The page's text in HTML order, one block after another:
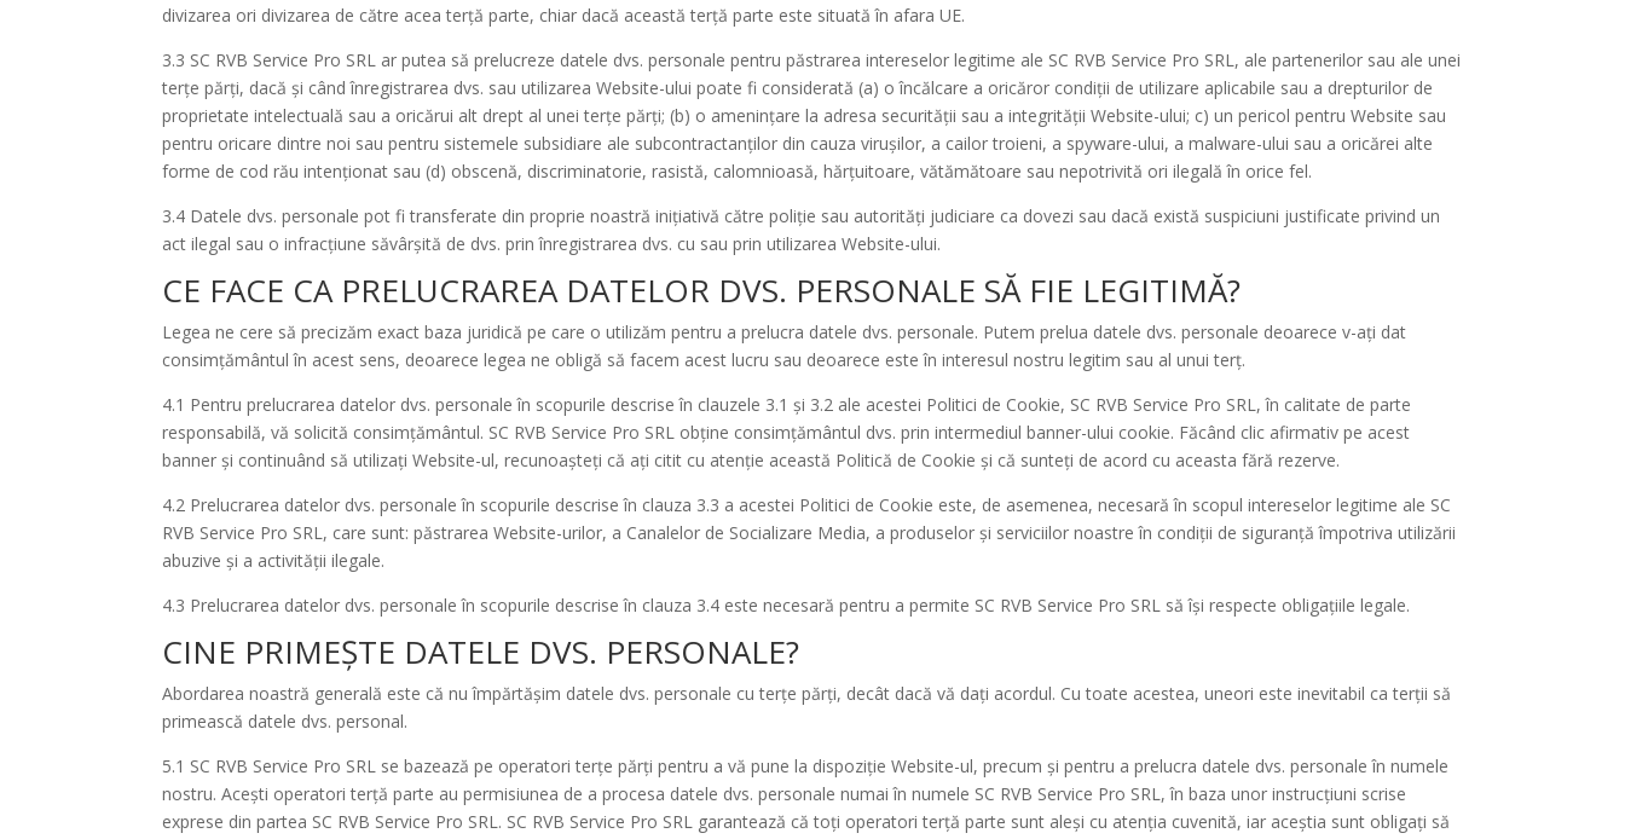
divizarea ori divizarea de către acea terță parte, chiar dacă această terță parte este situată în afara UE.
3.3 SC RVB Service Pro SRL ar putea să prelucreze datele dvs. personale pentru păstrarea intereselor legitime ale SC RVB Service Pro SRL, ale partenerilor sau ale unei
terțe părți, dacă și când înregistrarea dvs. sau utilizarea Website-ului poate fi considerată (a) o încălcare a oricăror condiții de utilizare aplicabile sau a drepturilor de
proprietate intelectuală sau a oricărui alt drept al unei terțe părți; (b) o amenințare la adresa securității sau a integrității Website-ului; c) un pericol pentru Website sau
pentru oricare dintre noi sau pentru sistemele subsidiare ale subcontractanților din cauza virușilor, a cailor troieni, a spyware-ului, a malware-ului sau a oricărei alte
forme de cod rău intenționat sau (d) obscenă, discriminatorie, rasistă, calomnioasă, hărțuitoare, vătămătoare sau nepotrivită ori ilegală în orice fel.
3.4 Datele dvs. personale pot fi transferate din proprie noastră inițiativă către poliție sau autorități judiciare ca dovezi sau dacă există suspiciuni justificate privind un
act ilegal sau o infracțiune săvârșită de dvs. prin înregistrarea dvs. cu sau prin utilizarea Website-ului.
CE FACE CA PRELUCRAREA DATELOR DVS. PERSONALE SĂ FIE LEGITIMĂ?
Legea ne cere să precizăm exact baza juridică pe care o utilizăm pentru a prelucra datele dvs. personale. Putem prelua datele dvs. personale deoarece v-ați dat
consimțământul în acest sens, deoarece legea ne obligă să facem acest lucru sau deoarece este în interesul nostru legitim sau al unui terț.
4.1 Pentru prelucrarea datelor dvs. personale în scopurile descrise în clauzele 3.1 și 3.2 ale acestei Politici de Cookie, SC RVB Service Pro SRL, în calitate de parte
responsabilă, vă solicită consimțământul. SC RVB Service Pro SRL obține consimțământul dvs. prin intermediul banner-ului cookie. Făcând clic afirmativ pe acest
banner și continuând să utilizați Website-ul, recunoașteți că ați citit cu atenție această Politică de Cookie și că sunteți de acord cu aceasta fără rezerve.
4.2 Prelucrarea datelor dvs. personale în scopurile descrise în clauza 3.3 a acestei Politici de Cookie este, de asemenea, necesară în scopul intereselor legitime ale SC
RVB Service Pro SRL, care sunt: păstrarea Website-urilor, a Canalelor de Socializare Media, a produselor și serviciilor noastre în condiții de siguranță împotriva utilizării
abuzive și a activității ilegale.
4.3 Prelucrarea datelor dvs. personale în scopurile descrise în clauza 3.4 este necesară pentru a permite SC RVB Service Pro SRL să își respecte obligațiile legale.
CINE PRIMEȘTE DATELE DVS. PERSONALE?
Abordarea noastră generală este că nu împărtășim datele dvs. personale cu terțe părți, decât dacă vă dați acordul. Cu toate acestea, uneori este inevitabil ca terții să
primească datele dvs. personal.
5.1 SC RVB Service Pro SRL se bazează pe operatori terțe părți pentru a vă pune la dispoziție Website-ul, precum și pentru a prelucra datele dvs. personale în numele
nostru. Acești operatori terță parte au permisiunea de a procesa datele dvs. personale numai în numele SC RVB Service Pro SRL, în baza unor instrucțiuni scrise
exprese din partea SC RVB Service Pro SRL. SC RVB Service Pro SRL garantează că toți operatori terță parte sunt aleși cu atenția cuvenită, iar aceștia sunt obligați să